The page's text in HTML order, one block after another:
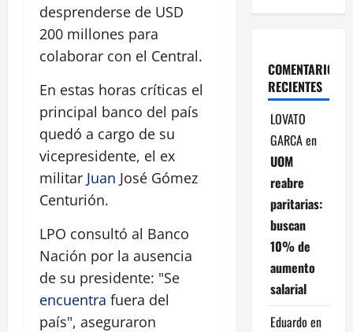
desprenderse de USD
200 millones para
colaborar con el Central.
En estas horas críticas el
principal banco del país
quedó a cargo de su
vicepresidente, el ex
militar Juan José Gómez
Centurión.
LPO consultó al Banco
Nación por la ausencia
de su presidente: "Se
encuentra fuera del
país", aseguraron
COMENTARIOS
RECIENTES
LOVATO
GARCAen
UOM
reabre
paritarias:
buscan
10% de
aumento
salarial
Eduardo en